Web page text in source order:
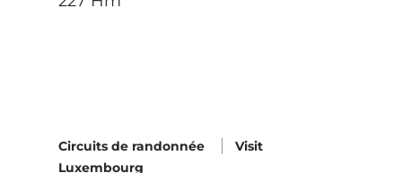
Circuits de randonnée
Visit
Luxembourg